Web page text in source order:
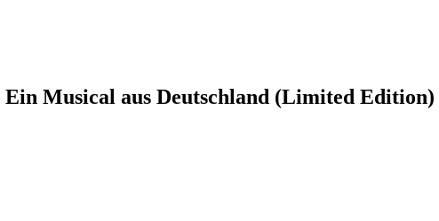
Musical aus Deutschland (Limited Edition)